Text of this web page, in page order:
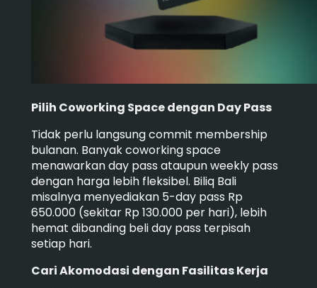
Pilih Coworking Space dengan Day Pass
Tidak perlu langsung commit membership
bulanan. Banyak coworking space
menawarkan day pass ataupun weekly pass
dengan harga lebih fleksibel. Biliq Bali
misalnya menyediakan 5-day pass Rp
650.000 (sekitar Rp 130.000 per hari), lebih
hemat dibanding beli day pass terpisah
setiap hari.
Cari Akomodasi dengan Fasilitas Kerja